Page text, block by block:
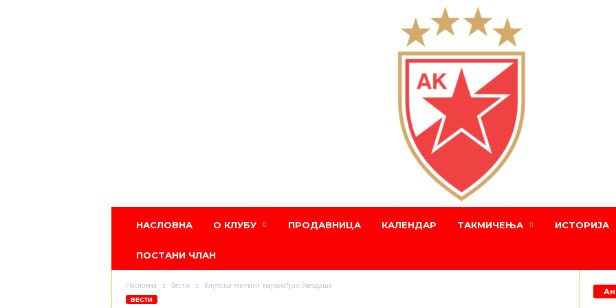
звезда
НАСЛОВНА О КЛУБУ ПРОДАВНИЦА КАЛЕНДАР ТАКМИЧЕЊА ИСТОРИЈА
ПОСТАНИ ЧЛАН
Насловна Вести Клупски митинг најмлађих Звездаша
ВЕСТИ